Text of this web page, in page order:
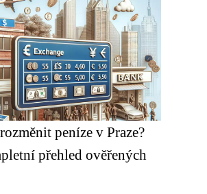
peníze v Praze?
přehled ověřených